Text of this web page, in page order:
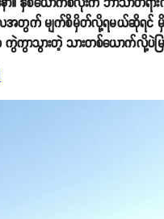
က် မျက်စိမှိတ်လို့ရမယ်ဆိုရင် မှိတ်သွ
ကွဲကွာသွားတဲ့ သားတစ်ယောက်လို့